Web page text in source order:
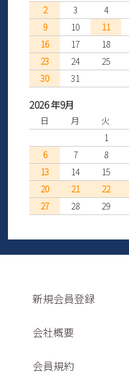
2
3 4
9
10 11
16
17 18
23
24 25
30
31
2026 年9月
日 月 火
1
6
7 8
13
14 15
20
21 22
27
28 29
新規会員登録
会社概要
会員規約